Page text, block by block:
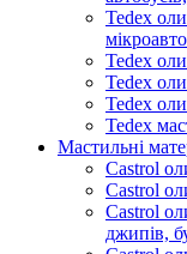
Tedex
Tedex
Tedex
Tedex
Tedex
Мастильні
Castrol
Castrol
Castrol
джипів,